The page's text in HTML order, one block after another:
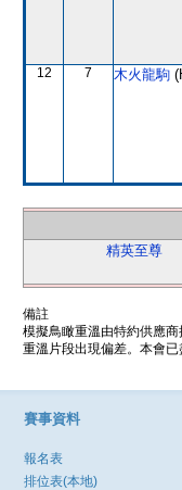
12 7 木火龍駒
精英至尊
備註
模擬鳥瞰重溫由特約供應
重溫片段出現偏差。本會
賽事資料
報名表
排位表(本地)